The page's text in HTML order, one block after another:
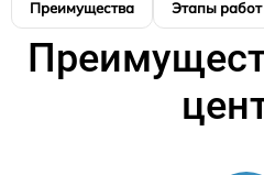
Преимущества Этапы работ